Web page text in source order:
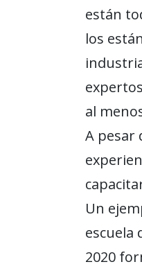
están
los
al
A pesar
Un
escuela
2020